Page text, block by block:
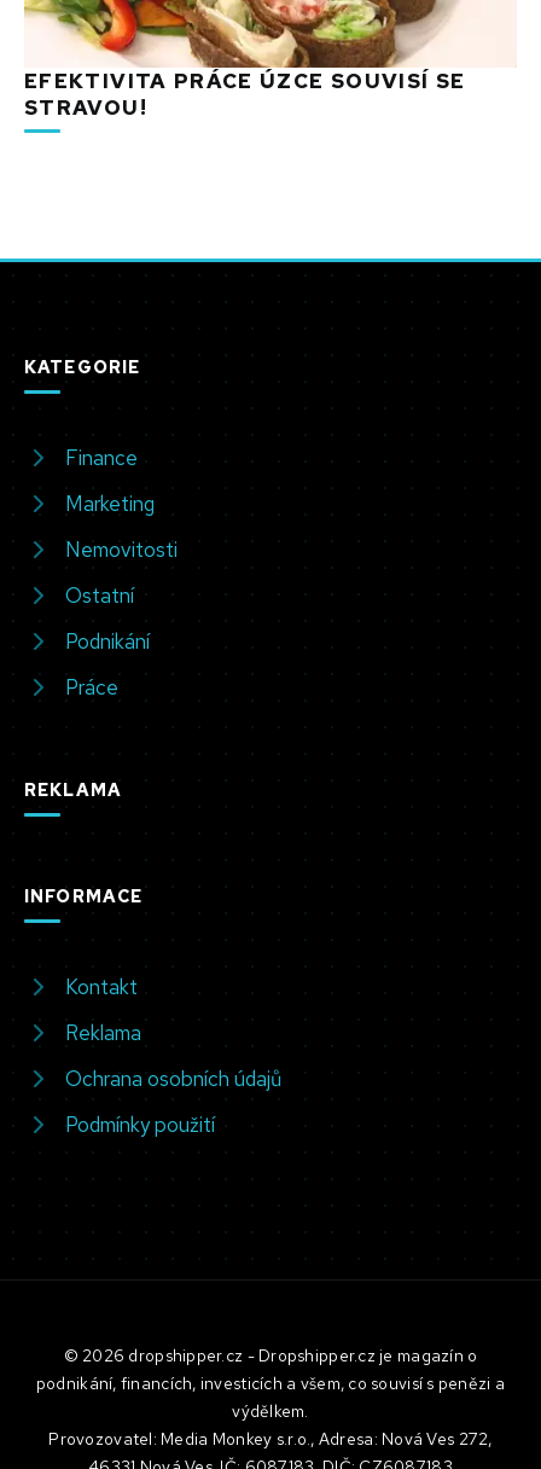
EFEKTIVITA PRÁCE ÚZCE SOUVISÍ SE
STRAVOU!
KATEGORIE
Finance
Marketing
Nemovitosti
Ostatní
Podnikání
Práce
REKLAMA
INFORMACE
Kontakt
Reklama
Ochrana osobních údajů
Podmínky použití
© 2026 dropshipper.cz - Dropshipper.cz je magazín o
podnikání, financích, investicích a všem, co souvisí s penězi a
výdělkem.
Provozovatel: Media Monkey s.r.o., Adresa: Nová Ves 272,